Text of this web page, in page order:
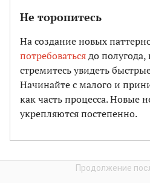
Не торопитесь
На создание новых
потребоватьсядо
стремитесь увидеть
Начинайте с малого и
как часть процесса. Новые
укрепляются постепенно.